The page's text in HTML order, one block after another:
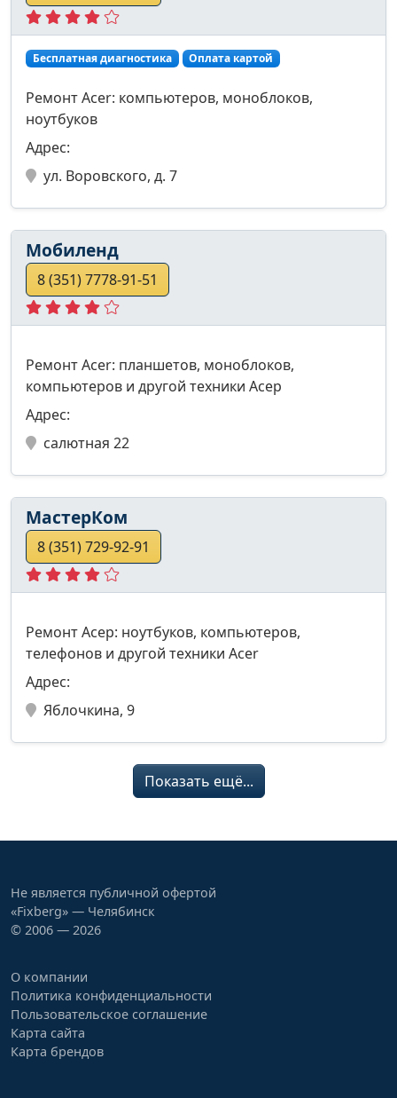
Бесплатная диагностика Оплата картой
Ремонт Acer: компьютеров, моноблоков,
ноутбуков
Адрес:
ул. Воровского, д. 7
Мобиленд
8 (351) 7778-91-51
Ремонт Acer: планшетов, моноблоков,
компьютеров и другой техники Асер
Адрес:
салютная 22
МастерКом
8 (351) 729-92-91
Ремонт Асер: ноутбуков, компьютеров,
телефонов и другой техники Acer
Адрес:
Яблочкина, 9
Показать ещё...
Не является публичной офертой
«Fixberg» — Челябинск
© 2006 — 2026
О компании
Политика конфиденциальности
Пользовательское соглашение
Карта сайта
Карта брендов